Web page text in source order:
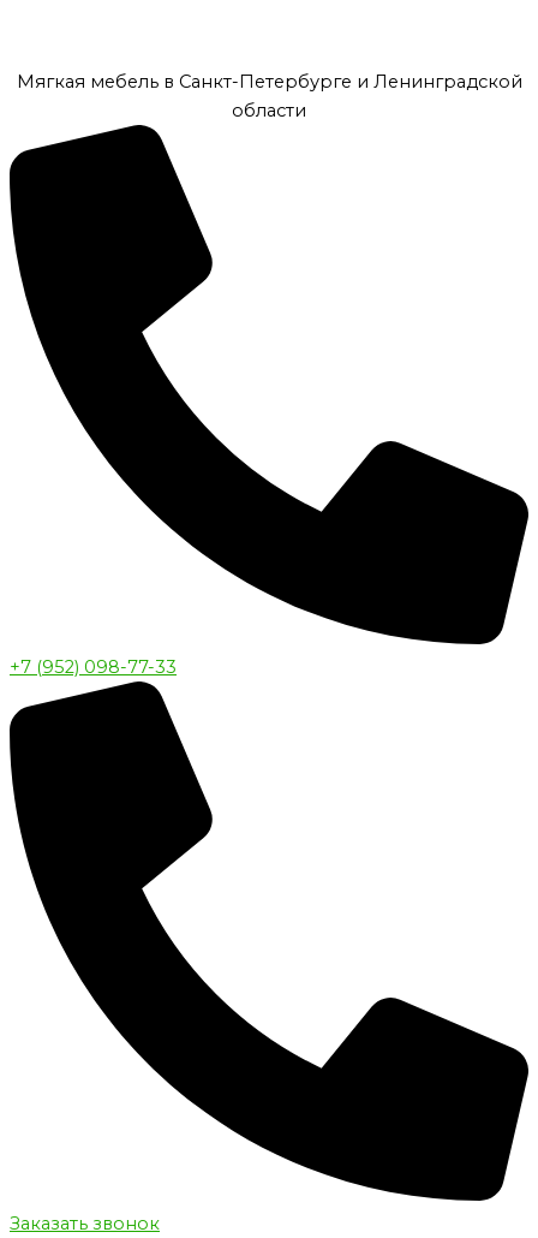
Угловые диваны(0)
Мягкая мебель в Санкт-Петербурге и Ленинградской
области
+7 (952) 098-77-33
Заказать звонок